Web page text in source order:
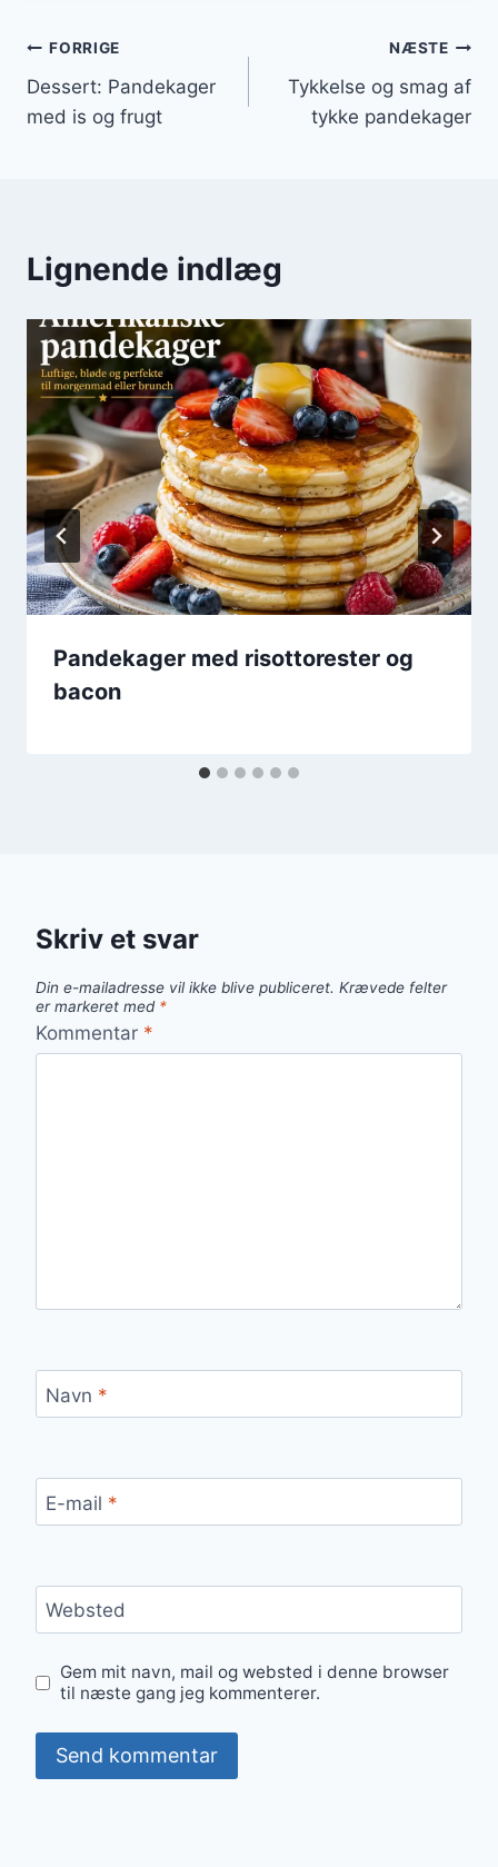
Indlægsnavigation
FORRIGE
Dessert: Pandekager
med is og frugt
NÆSTE
Tykkelse og smag af
tykke pandekager
Lignende indlæg
Pandekager med risottorester og
bacon
Skriv et svar
Din e-mailadresse vil ikke blive publiceret. Krævede felter
er markeret med *
Kommentar *
Navn *
E-mail *
Websted
Gem mit navn, mail og websted i denne browser
til næste gang jeg kommenterer.